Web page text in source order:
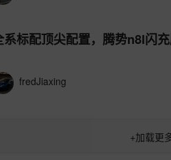
系标配顶尖配置，腾势n8l闪
fredJiaxing
+加载更